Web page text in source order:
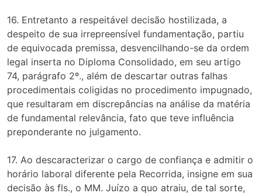
16. Entretanto a respeitável decisão hostilizada, a
despeito de sua irrepreensível fundamentação, partiu
de equivocada premissa, desvencilhando-se da ordem
legal inserta no Diploma Consolidado, em seu artigo
74, parágrafo 2º., além de descartar outras falhas
procedimentais coligidas no procedimento impugnado,
que resultaram em discrepâncias na análise da matéria
de fundamental relevância, fato que teve influência
preponderante no julgamento.
17. Ao descaracterizar o cargo de confiança e admitir o
horário laboral diferente pela Recorrida, insigne em sua
decisão às fls., o MM. Juízo a quo atraiu, de tal sorte,